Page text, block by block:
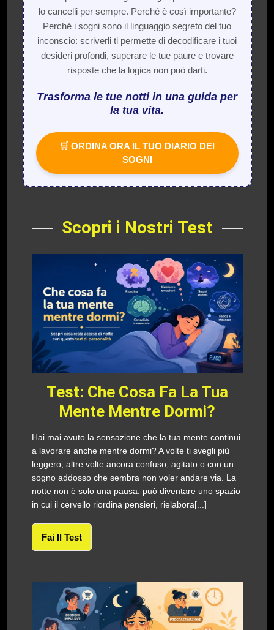
lo cancelli per sempre. Perché è così importante?
Perché i sogni sono il linguaggio segreto del tuo
inconscio: scriverli ti permette di decodificare i tuoi
desideri profondi, superare le tue paure e trovare
risposte che la logica non può darti.
Trasforma le tue notti in una guida per
la tua vita.
🛒 ORDINA ORA IL TUO DIARIO DEI
SOGNI
Scopri i Nostri Test
Test: Che Cosa Fa La Tua
Mente Mentre Dormi?
Hai mai avuto la sensazione che la tua mente continui
a lavorare anche mentre dormi? A volte ti svegli più
leggero, altre volte ancora confuso, agitato o con un
sogno addosso che sembra non voler andare via. La
notte non è solo una pausa: può diventare uno spazio
in cui il cervello riordina pensieri, rielabora[...]
Fai Il Test